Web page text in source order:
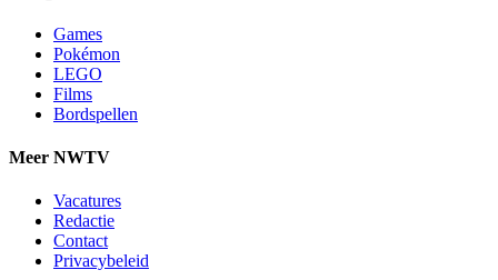
Games
Pokémon
LEGO
Films
Bordspellen
Meer NWTV
Vacatures
Redactie
Contact
Privacybeleid